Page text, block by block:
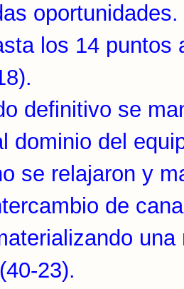
los 14 puntos
definitivo se
dominio del
se relajaron y
de
23).